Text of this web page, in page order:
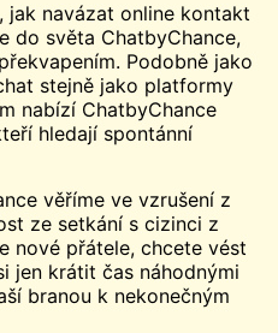
jak navázat online kontakt
do světa ChatbyChance,
Podobně jako
stejně jako platformy
nabízí ChatbyChance
hledají spontánní
věříme ve vzrušení z
ze setkání s cizinci z
nové přátele, chcete vést
jen krátit čas náhodnými
branou k nekonečným